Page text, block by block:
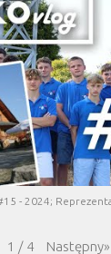
- 2024;
1 / 4 Następny»